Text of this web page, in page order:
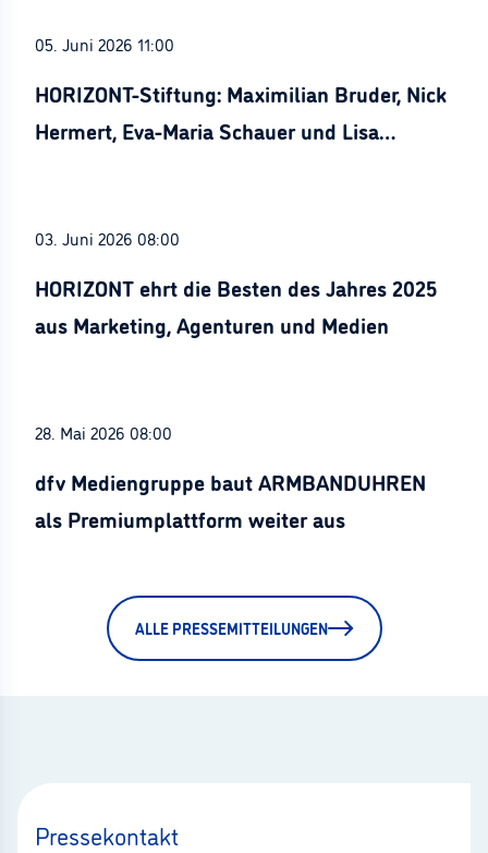
05. Juni 2026 11:00
HORIZONT-Stiftung: Maximilian Bruder, Nick
Hermert, Eva-Maria Schauer und Lisa
03. Juni 2026 08:00
HORIZONT ehrt die Besten des Jahres 2025
aus Marketing, Agenturen und Medien
28. Mai 2026 08:00
dfv Mediengruppe baut ARMBANDUHREN
als Premiumplattform weiter aus
ALLE PRESSEMITTEILUNGEN
Pressekontakt